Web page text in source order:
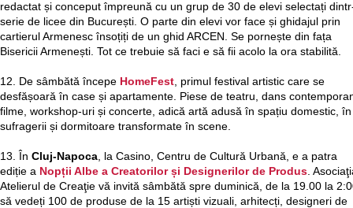
redactat și conceput împreună cu un grup de 30 de elevi selectați
serie de licee din București. O parte din elevi vor face și ghidajul prin
cartierul Armenesc însoțiți de un ghid ARCEN. Se pornește din fața
Bisericii Armenești. Tot ce trebuie să faci e să fii acolo la ora stabilită.
12. De sâmbătă începe HomeFest, primul festival artistic care se
desfășoară în case și apartamente. Piese de teatru, dans
filme, workshop-uri și concerte, adică artă adusă în spațiu domestic, în
sufragerii și dormitoare transformate în scene.
13. În Cluj-Napoca, la Casino, Centru de Cultură Urbană, e a patra
ediție a Nopții Albe a Creatorilor și Designerilor de Produs.
Atelierul de Creaţie vă invită sâmbătă spre duminică, de la 19.00 la
să vedeți 100 de produse de la 15 artiști vizuali, arhitecți, designeri de